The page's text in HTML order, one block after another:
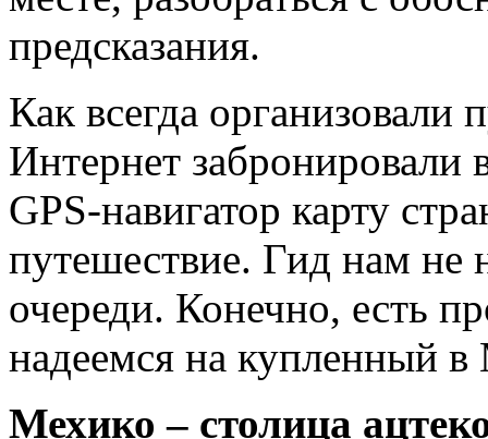
предсказания.
Как всегда организовали
Интернет
GPS-навигатор карту
путешествие. Гид нам
очереди. Конечно, есть
надеемся на купленный в
Мехико – столица